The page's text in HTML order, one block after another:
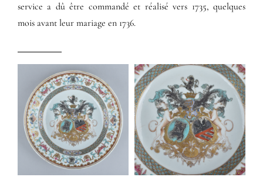
service a dû être commandé et réalisé vers 1735, quelques
mois avant leur mariage en 1736.